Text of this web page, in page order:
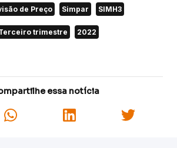
de Preço Simpar SIMH3
trimestre 2022
essa notícia